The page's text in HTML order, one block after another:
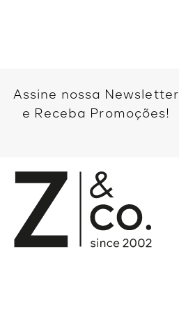
Assine nossa Newsletter
e Receba Promoções!